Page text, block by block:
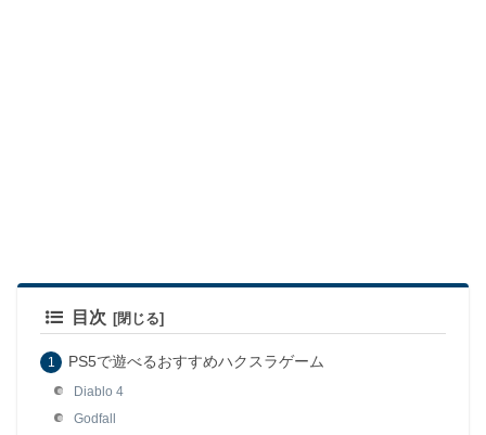
目次
PS5で遊べるおすすめハクスラゲーム
Diablo 4
Godfall